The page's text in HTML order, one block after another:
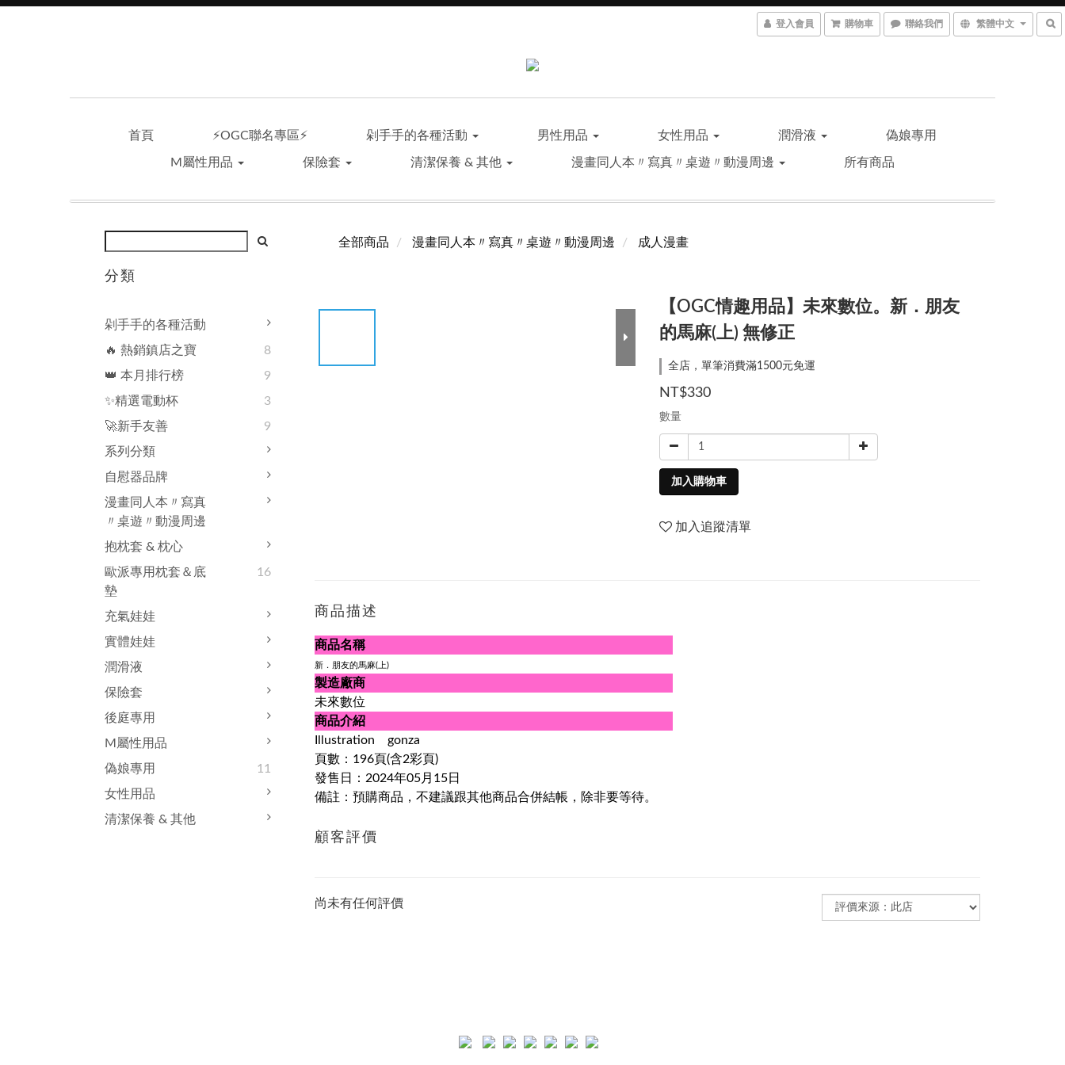
登入會員 購物車 聯絡我們 繁體中文
首頁 ⚡OGC聯名專區⚡ 剁手手的各種活動 男性用品 女性用品 潤滑液 偽娘專用
M屬性用品 保險套 清潔保養 & 其他 漫畫同人本〃寫真〃桌遊〃動漫周邊 所有商品
分類
剁手手的各種活動
🔥 熱銷鎮店之寶
8
👑 本月排行榜
9
✨精選電動杯
3
🚀新手友善
9
系列分類
自慰器品牌
漫畫同人本〃寫真
〃桌遊〃動漫周邊
抱枕套 & 枕心
歐派專用枕套＆底
墊
16
充氣娃娃
實體娃娃
潤滑液
保險套
後庭專用
M屬性用品
偽娘專用
11
女性用品
清潔保養 & 其他
全部商品 漫畫同人本〃寫真〃桌遊〃動漫周邊 成人漫畫
【OGC情趣用品】未來數位。新．朋友
的馬麻(上) 無修正
全店，單筆消費滿1500元免運
NT$330
數量
加入購物車
加入追蹤清單
商品描述
商品名稱
新．朋友的馬麻(上)
製造廠商
未來數位
商品介紹
Illustration gonza
頁數：196頁(含2彩頁)
發售日：2024年05月15日
備註：預購商品，不建議跟其他商品合併結帳，除非要等待。
顧客評價
尚未有任何評價